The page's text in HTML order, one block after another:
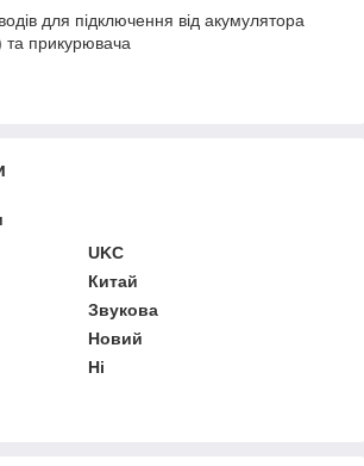
для підключення від акумулятора
та прикурювача
UKC
Китай
Звукова
Новий
Ні